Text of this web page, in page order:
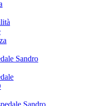
Sandro
Sandro